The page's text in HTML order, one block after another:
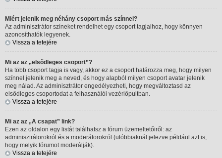
Miért jelenik meg néhány csoport más színnel?
Az adminisztrátor színeket rendelhet egy csoport tagjaihoz, hogy könnyen
azonosíthatók legyenek.
Vissza a tetejére
Mi az az „elsődleges csoport”?
Ha több csoport tagja is vagy, akkor ez a csoport határozza meg, hogy milyen
színnel jelenik meg a neved, és hogy alapból milyen csoport avatar jelenik
meg nálad. Az adminisztrátor engedélyezheti, hogy megváltoztasd az
elsődleges csoportodat a felhasználói vezérlőpultban.
Vissza a tetejére
Mi az az „A csapat” link?
Ezen az oldalon egy listát találhatsz a fórum üzemeltetőiről: az
adminisztrátorokról és a moderátorokról (utóbbiaknál jelezve például azt is,
hogy melyik fórumot moderálják).
Vissza a tetejére